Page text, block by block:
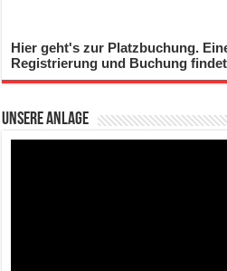
Hier geht's zur Platzbuchung.
Registrierung und Buchung
Unsere Anlage